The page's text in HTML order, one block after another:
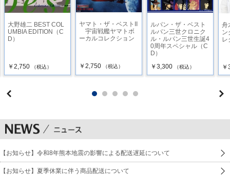
大野雄二 BEST COL
UMBIA EDITION（C
D）
￥2,750 （税込）
ヤマト・ザ・ベストII
宇宙戦艦ヤマトボ
ーカルコレクション
￥2,750 （税込）
ルパン・ザ・ベスト
ルパン三世クロニク
ル・ルパン三世生誕4
0周年スペシャル（C
D）
￥3,300
（税込）
舟
レ
【お知らせ】令和8年熊本地震の影響による配送遅延について
【お知らせ】夏季休業に伴う商品配送について